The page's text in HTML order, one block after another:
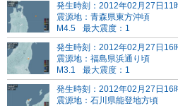
発生時刻：2012年02月27日11
震源地：青森県東方沖頃
M4.5
最大震度：1
発生時刻：2012年02月27日16
震源地：福島県浜通り頃
M3.1
最大震度：1
発生時刻：2012年02月27日16
震源地：石川県能登地方頃